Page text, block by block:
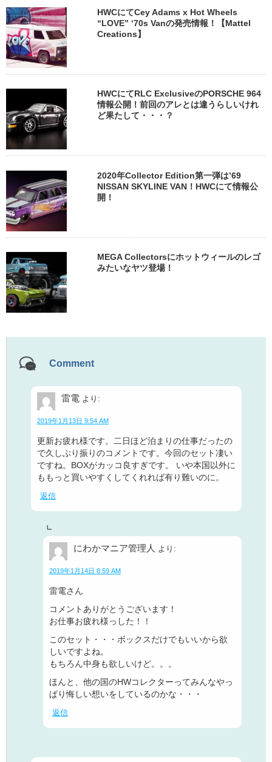
HWCにてCey Adams x Hot Wheels
“LOVE” ‘70s Vanの発売情報！【Mattel
Creations】
HWCにてRLC ExclusiveのPORSCHE 964
情報公開！前回のアレとは違うらしいけれ
ど果たして・・・？
2020年Collector Edition第一弾は’69
NISSAN SKYLINE VAN！HWCにて情報公
開！
MEGA Collectorsにホットウィールのレゴ
みたいなヤツ登場！
Comment
雷電 より:
2019年1月13日 9:54 AM
更新お疲れ様です。二日ほど泊まりの仕事だったの
で久しぶり振りのコメントです。今回のセット凄い
ですね。BOXがカッコ良すぎです。 いや本国以外に
ももっと買いやすくしてくれれば有り難いのに。
返信
にわかマニア管理人 より:
2019年1月14日 8:59 AM
雷電さん
コメントありがとうございます！
お仕事お疲れ様っした！！
このセット・・・ボックスだけでもいいから欲
しいですよね。
もちろん中身も欲しいけど。。。
ほんと、他の国のHWコレクターってみんなやっ
ぱり悔しい想いをしているのかな・・・
返信